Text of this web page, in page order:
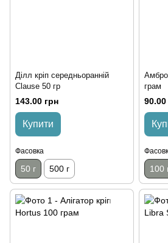
Ділл кріп середньоранній
Clause 50 гр
143.00 грн
Купити
Фасовка
50 г 500 г
грам
90.00
100